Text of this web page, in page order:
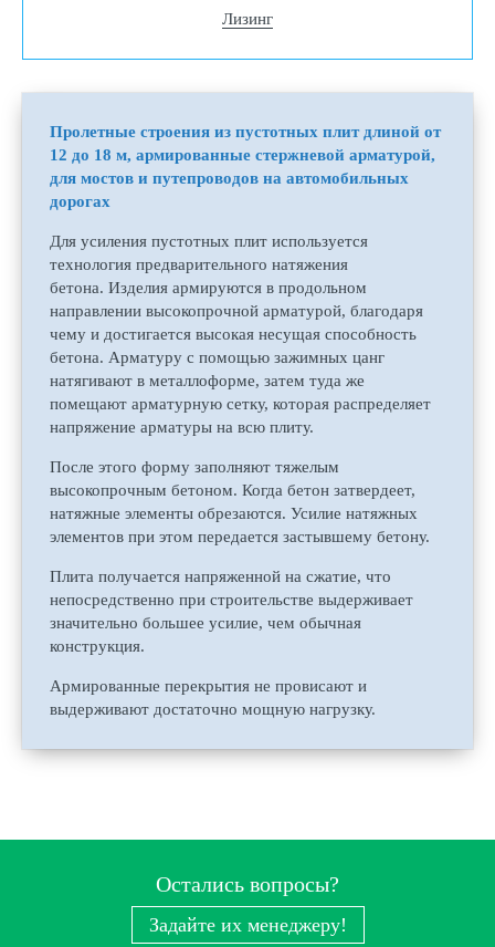
Лизинг
Пролетные строения из пустотных плит длиной от
12 до 18 м, армированные стержневой арматурой,
для мостов и путепроводов на автомобильных
дорогах
Для усиления пустотных плит используется
технология предварительного натяжения
бетона. Изделия армируются в продольном
направлении высокопрочной арматурой, благодаря
чему и достигается высокая несущая способность
бетона. Арматуру с помощью зажимных цанг
натягивают в металлоформе, затем туда же
помещают арматурную сетку, которая распределяет
напряжение арматуры на всю плиту.
После этого форму заполняют тяжелым
высокопрочным бетоном. Когда бетон затвердеет,
натяжные элементы обрезаются. Усилие натяжных
элементов при этом передается застывшему бетону.
Плита получается напряженной на сжатие, что
непосредственно при строительстве выдерживает
значительно большее усилие, чем обычная
конструкция.
Армированные перекрытия не провисают и
выдерживают достаточно мощную нагрузку.
Остались вопросы?
Задайте их менеджеру!